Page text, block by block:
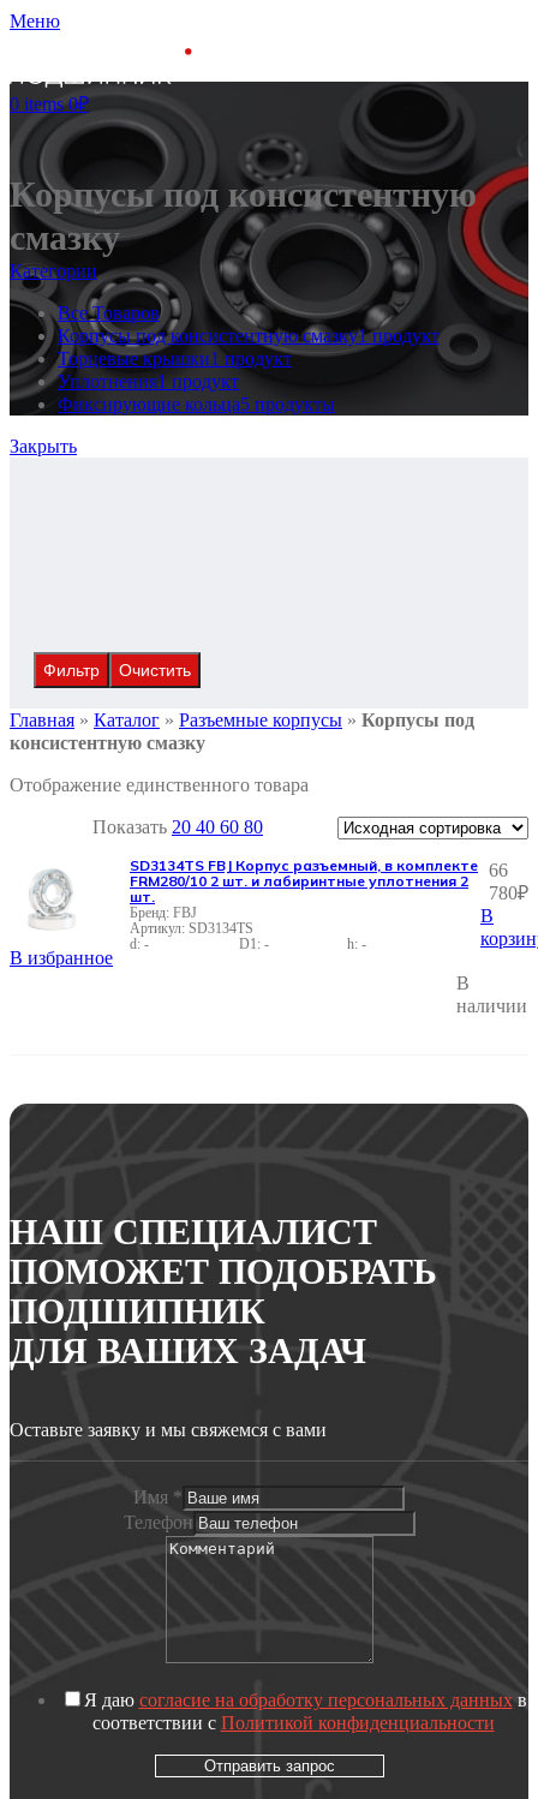
Меню
0 items 0₽
Корпусы под консистентную
смазку
Категории
ВсеТоваров
Корпусы под консистентную смазку1 продукт
Торцевые крышки1 продукт
Уплотнения1 продукт
Фиксирующие кольца5 продукты
Закрыть
Фильтр Очистить
Главная » Каталог » Разъемные корпусы » Корпусы под
консистентную смазку
Отображение единственного товара
Показать 20 40 60 80
В избранное
SD3134TS
-
- -
FBJ
SD3134TS FBJ Корпус разъемный, в комплекте
FRM280/10 2 шт. и лабиринтные уплотнения 2
шт.
66
780₽
В
В
наличии
НАШ СПЕЦИАЛИСТ
ПОМОЖЕТ ПОДОБРАТЬ
ПОДШИПНИК
ДЛЯ ВАШИХ ЗАДАЧ
Оставьте заявку и мы свяжемся с вами
Имя *
Телефон
Я даю согласие на обработку персональных данныхв
соответствии с Политикой конфиденциальности
Отправить запрос